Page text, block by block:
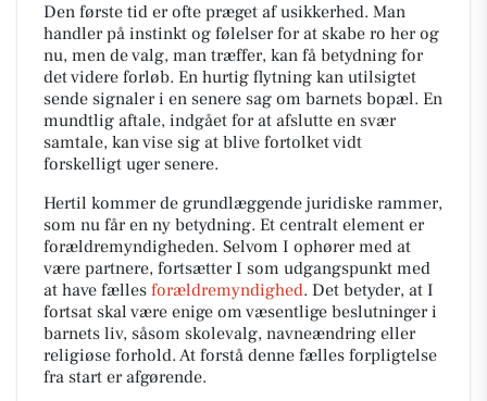
Den første tid er ofte præget af usikkerhed. Man
handler på instinkt og følelser for at skabe ro her og
nu, men de valg, man træffer, kan få betydning for
det videre forløb. En hurtig flytning kan utilsigtet
sende signaler i en senere sag om barnets bopæl. En
mundtlig aftale, indgået for at afslutte en svær
samtale, kan vise sig at blive fortolket vidt
forskelligt uger senere.
Hertil kommer de grundlæggende juridiske rammer,
som nu får en ny betydning. Et centralt element er
forældremyndigheden. Selvom I ophører med at
være partnere, fortsætter I som udgangspunkt med
at have fælles forældremyndighed. Det betyder, at I
fortsat skal være enige om væsentlige beslutninger i
barnets liv, såsom skolevalg, navneændring eller
religiøse forhold. At forstå denne fælles forpligtelse
fra start er afgørende.